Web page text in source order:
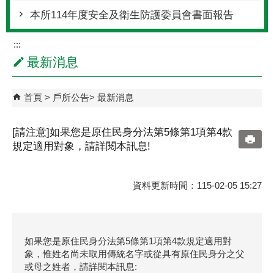
本所114年度安全及衛生防護委員會書面報告
:::
最新消息
首頁 戶所公告 最新消息
[請注意]如果您是原住民身分法第5條第1項第4款
規定適用對象，請詳閱本訊息!
資料更新時間：115-02-05 15:27
如果您是原住民身分法第5條第1項第4款規定適用對
象，惟姓名尚未取用傳統名字或從具有原住民身分之父
或母之姓者，請詳閱本訊息: